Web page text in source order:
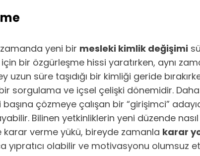
yeni bir mesleki kimlik değişimi
bir özgürleşme hissi yaratırken, aynı
uzun süre taşıdığı bir kimliği geride
sorgulama ve içsel çelişki dönemidir.
çözmeye çalışan bir “girişimci”
Bilinen yetkinliklerin yeni düzende
verme yükü, bireyde zamanla karar
yıpratıcı olabilir ve motivasyonu olumsuz